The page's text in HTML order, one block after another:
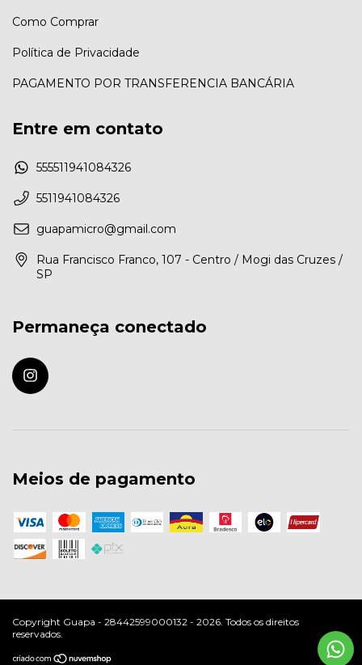
Como Comprar
Política de Privacidade
PAGAMENTO POR TRANSFERENCIA BANCÁRIA
Entre em contato
555511941084326
5511941084326
guapamicro@gmail.com
Rua Francisco Franco, 107 - Centro / Mogi das Cruzes /
SP
Permaneça conectado
Meios de pagamento
Copyright Guapa - 28442599000132 - 2026. Todos os direitos
reservados.